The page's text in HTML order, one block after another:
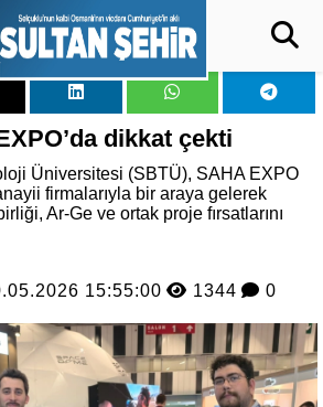
dikkat çekti
Üniversitesi (SBTÜ), SAHA EXPO
firmalarıyla bir araya gelerek
Ar-Ge ve ortak proje fırsatlarını
15:55:00 1344 0